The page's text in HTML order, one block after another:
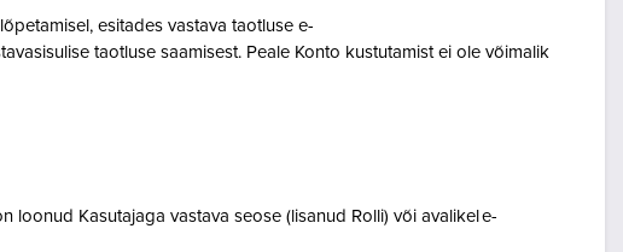
esitades vastava taotluse e-
taotluse saamisest. Peale Konto kustutamist ei ole võimalik
loonud Kasutajaga vastava seose (lisanud Rolli) või avalikel e-